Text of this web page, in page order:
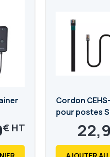
€
Cordon
pour postes
Yealink et
27,48€